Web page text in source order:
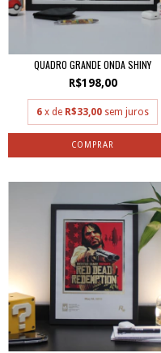
QUADRO GRANDE ONDA SHINY
R$198,00
6 x de R$33,00 sem juros